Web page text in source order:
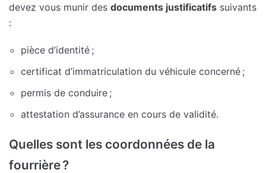
devez vous munir des documents justificatifs suivants
:
pièce d’identité ;
certificat d’immatriculation du véhicule concerné ;
permis de conduire ;
attestation d’assurance en cours de validité.
Quelles sont les coordonnées de la
fourrière ?